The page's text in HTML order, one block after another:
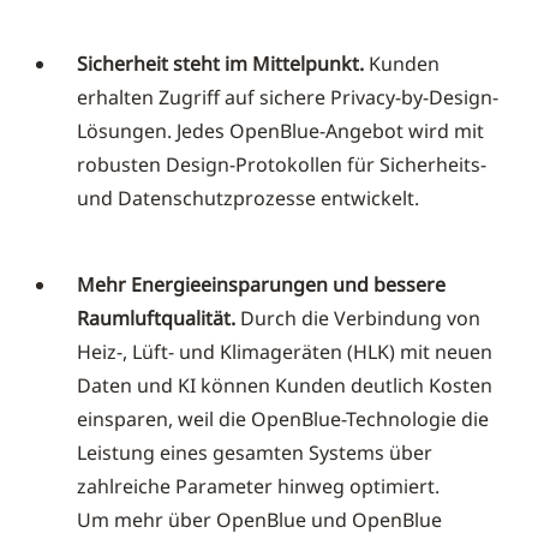
Sicherheit steht im Mittelpunkt. Kunden
erhalten Zugriff auf sichere Privacy-by-Design-
Lösungen. Jedes OpenBlue-Angebot wird mit
robusten Design-Protokollen für Sicherheits-
und Datenschutzprozesse entwickelt.
Mehr Energieeinsparungen und bessere
Raumluftqualität. Durch die Verbindung von
Heiz-, Lüft- und Klimageräten (HLK) mit neuen
Daten und KI können Kunden deutlich Kosten
einsparen, weil die OpenBlue-Technologie die
Leistung eines gesamten Systems über
zahlreiche Parameter hinweg optimiert.
Um mehr über OpenBlue und OpenBlue